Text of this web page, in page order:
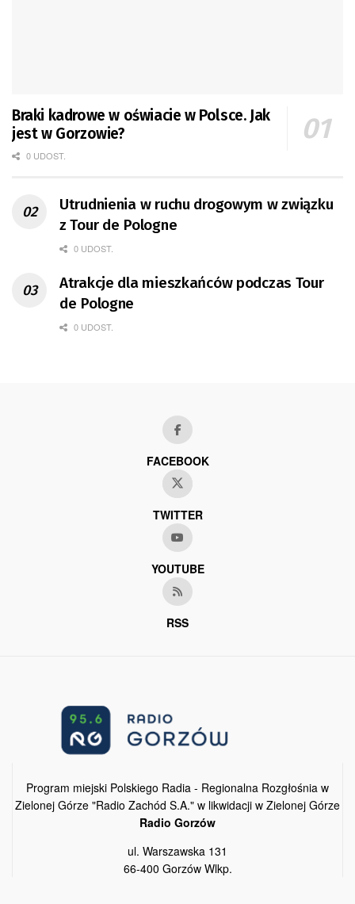
Braki kadrowe w oświacie w Polsce. Jak
jest w Gorzowie?
0 UDOST.
Utrudnienia w ruchu drogowym w związku
z Tour de Pologne
0 UDOST.
Atrakcje dla mieszkańców podczas Tour
de Pologne
0 UDOST.
FACEBOOK
TWITTER
YOUTUBE
RSS
Program miejski Polskiego Radia - Regionalna Rozgłośnia w
Zielonej Górze "Radio Zachód S.A." w likwidacji w Zielonej Górze
Radio Gorzów
ul. Warszawska 131
66-400 Gorzów Wlkp.